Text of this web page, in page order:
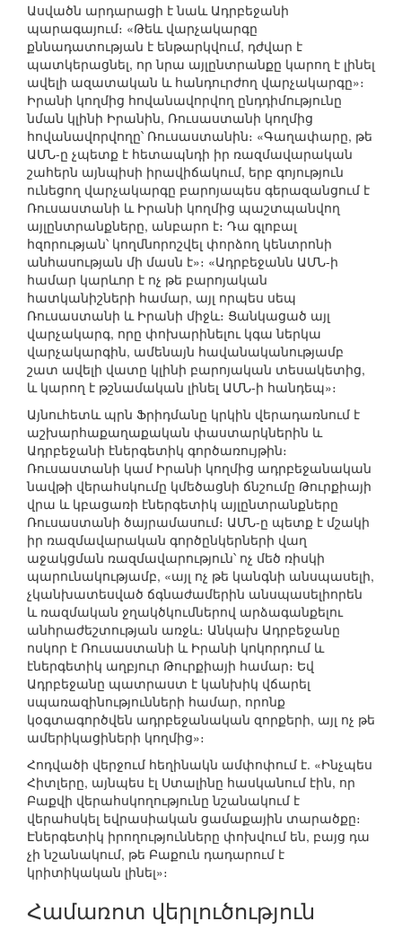
Ասվածն արդարացի է նաև Ադրբեջանի
պարագայում։ «Թեև վարչակարգը
քննադատության է ենթարկվում, դժվար է
պատկերացնել, որ նրա այլընտրանքը կարող է լինել
ավելի ազատական և հանդուրժող վարչակարգը»։
Իրանի կողմից հովանավորվող ընդդիմությունը
նման կլինի Իրանին, Ռուսաստանի կողմից
հովանավորվողը՝ Ռուսաստանին։ «Գաղափարը, թե
ԱՄՆ-ը չպետք է հետապնդի իր ռազմավարական
շահերն այնպիսի իրավիճակում, երբ գոյություն
ունեցող վարչակարգը բարոյապես գերազանցում է
Ռուսաստանի և Իրանի կողմից պաշտպանվող
այլընտրանքները, անբարո է։ Դա գլոբալ
հզորության՝ կողմնորոշվել փորձող կենտրոնի
անհասության մի մասն է»։ «Ադրբեջանն ԱՄՆ-ի
համար կարևոր է ոչ թե բարոյական
հատկանիշների համար, այլ որպես սեպ
Ռուսաստանի և Իրանի միջև։ Ցանկացած այլ
վարչակարգ, որը փոխարինելու կգա ներկա
վարչակարգին, ամենայն հավանականությամբ
շատ ավելի վատը կլինի բարոյական տեսակետից,
և կարող է թշնամական լինել ԱՄՆ-ի հանդեպ»։
Այնուհետև պրն Ֆրիդմանը կրկին վերադառնում է
աշխարհաքաղաքական փաստարկներին և
Ադրբեջանի էներգետիկ գործառույթին։
Ռուսաստանի կամ Իրանի կողմից ադրբեջանական
նավթի վերահսկումը կմեծացնի ճնշումը Թուրքիայի
վրա և կբացառի էներգետիկ այլընտրանքները
Ռուսաստանի ծայրամասում։ ԱՄՆ-ը պետք է մշակի
իր ռազմավարական գործընկերների վաղ
աջակցման ռազմավարություն՝ ոչ մեծ ռիսկի
պարունակությամբ, «այլ ոչ թե կանգնի անսպասելի,
չկանխատեսված ճգնաժամերին անսպասելիորեն
և ռազմական ջղակծկումներով արձագանքելու
անհրաժեշտության առջև։ Անկախ Ադրբեջանը
ոսկոր է Ռուսաստանի և Իրանի կոկորդում և
էներգետիկ աղբյուր Թուրքիայի համար։ Եվ
Ադրբեջանը պատրաստ է կանխիկ վճարել
սպառազինությունների համար, որոնք
կօգտագործվեն ադրբեջանական զորքերի, այլ ոչ թե
ամերիկացիների կողմից»։
Հոդվածի վերջում հեղինակն ամփոփում է. «Ինչպես
Հիտլերը, այնպես էլ Ստալինը հասկանում էին, որ
Բաքվի վերահսկողությունը նշանակում է
վերահսկել եվրասիական ցամաքային տարածքը։
Էներգետիկ իրողությունները փոխվում են, բայց դա
չի նշանակում, թե Բաքուն դադարում է
կրիտիկական լինել»։
Համառոտ վերլուծություն